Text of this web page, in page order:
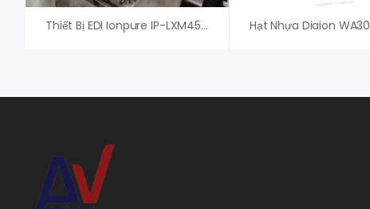
Thiết Bị EDI Ionpure IP-LXM45HI-3, Xylem (Evoqua)